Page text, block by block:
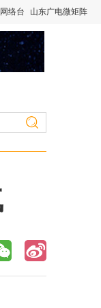
络台 山东广电微矩阵